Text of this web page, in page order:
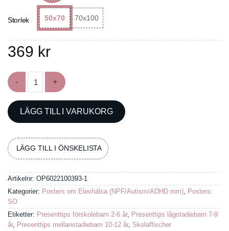
Storlek 50x70 70x100
369 kr
LÄGG TILL I VARUKORG
LÄGG TILL I ÖNSKELISTA
Artikelnr: OP6022100393-1
Kategorier: Posters om Elevhälsa (NPF/Autism/ADHD mm)
Posters:
SO
Etiketter: Presenttips förskolebarn 2-6 år, Presenttips lågstadiebarn 7-9
år, Presenttips mellanstadiebarn 10-12 år, Skolaffischer